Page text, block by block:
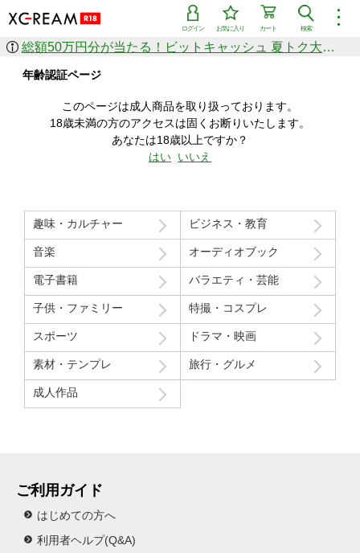
︙
検索
カート
お気に入り
ログイン
作品を探す
ジャンル
シリーズ
人気のセール中商品
新着セール中商品
すべての作品から探す
価格の安い順
価格の高い順
月間ランキング
年間ランキング
総額50万円分が当たる！ビットキャッシュ 夏トク大感謝祭
年齢認証ページ
このページは成人商品を取り扱っております。
18歳未満の方のアクセスは固くお断りいたします。
あなたは18歳以上ですか？
はい いいえ
趣味・カルチャー ビジネス・教育
音楽 オーディオブック
電子書籍 バラエティ・芸能
子供・ファミリー 特撮・コスプレ
スポーツ ドラマ・映画
素材・テンプレ 旅行・グルメ
成人作品
ご利用ガイド
はじめての方へ
利用者ヘルプ(Q&A)